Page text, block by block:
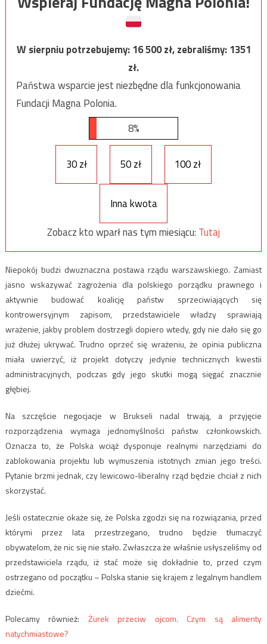
W sierpniu potrzebujemy:16 500zł, zebraliśmy:1351
zł.
Państwa wsparcie jest niezbędne dla funkcjonowania
Fundacji Magna Polonia.
8%
30 zł 50 zł 100 zł
Inna kwota
Zobacz kto wparł nas tym miesiącu: Tutaj
Niepokój budzi dwuznaczna postawa rządu warszawskiego. Zamiast
jasno wskazywać zagrożenia dla polskiego porządku prawnego i
aktywnie budować koalicję państw sprzeciwiających się
kontrowersyjnym zapisom, przedstawiciele władzy sprawiają
wrażenie, jakby problem dostrzegli dopiero wtedy, gdy nie dało się go
już dłużej ukrywać. Trudno oprzeć się wrażeniu, że opinia publiczna
miała uwierzyć, iż projekt dotyczy jedynie technicznych kwestii
administracyjnych, podczas gdy jego skutki mogą sięgać znacznie
głębiej.
Na szczęście negocjacje w Brukseli nadal trwają, a przyjęcie
rozporządzenia wymaga jednomyślności państw członkowskich.
Oznacza to, że Polska wciąż dysponuje realnymi narzędziami do
zablokowania projektu lub wymuszenia istotnych zmian jego treści.
Pytanie brzmi jednak, czy lewicowo-liberalny rząd będzie chciał z nich
skorzystać.
Jeśli ostatecznie okaże się, że Polska zgodzi się na rozwiązania, przed
którymi przez lata przestrzegano, trudno będzie tłumaczyć
obywatelom, że nic się nie stało. Zwłaszcza że właśnie usłyszeliśmy od
przedstawiciela rządu, iż stać może się dokładnie to, przed czym
ostrzegano od początku – Polska stanie się krajem z legalnym handlem
dziećmi.
Polecamy również: Żurek przeciw ojcom. Czym są alimenty
natychmiastowe?